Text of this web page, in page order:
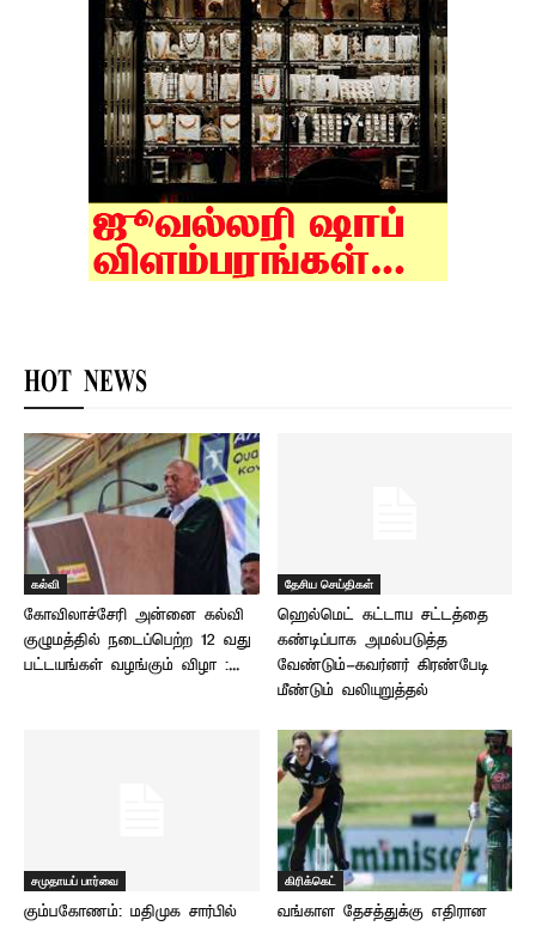
HOT NEWS
கல்வி
கோவிலாச்சேரி அன்னை கல்வி
குழுமத்தில் நடைப்பெற்ற 12 வது
பட்டயங்கள் வழங்கும் விழா :...
தேசிய செய்திகள்
ஹெல்மெட் கட்டாய சட்டத்தை
கண்டிப்பாக அமல்படுத்த
வேண்டும்-கவர்னர் கிரண்பேடி
மீண்டும் வலியுறுத்தல்
சமுதாயப் பார்வை
கும்பகோணம்: மதிமுக சார்பில்
கிரிக்கெட்
வங்காள தேசத்துக்கு எதிரான